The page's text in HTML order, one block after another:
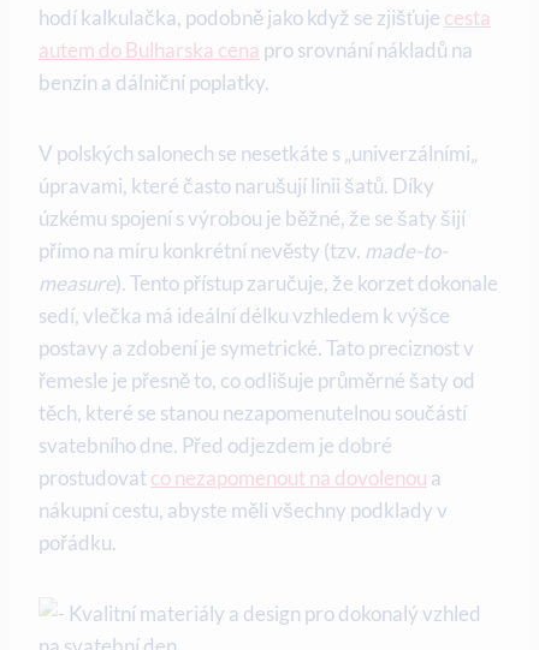
hodí kalkulačka, podobně jako když se zjišťuje cesta
autem do Bulharska cena pro srovnání nákladů na
benzin a dálniční poplatky.
V polských salonech se nesetkáte s „univerzálními„
úpravami, které často narušují linii šatů. Díky
úzkému spojení s výrobou je běžné, že se šaty šijí
přímo na míru konkrétní nevěsty (tzv. made-to-
measure). Tento přístup zaručuje, že korzet dokonale
sedí, vlečka má ideální délku vzhledem k výšce
postavy a zdobení je symetrické. Tato preciznost v
řemesle je přesně to, co odlišuje průměrné šaty od
těch, které se stanou nezapomenutelnou součástí
svatebního dne. Před odjezdem je dobré
prostudovatco nezapomenout na dovolenou a
nákupní cestu, abyste měli všechny podklady v
pořádku.